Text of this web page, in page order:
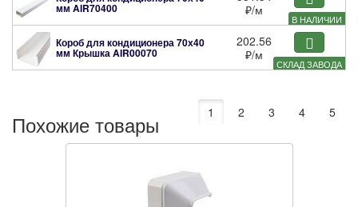
В НАЛИЧИИ
ммAIR70400
₽/м
СКЛАД ЗАВОДА
Короб для кондиционера 70х40
мм КрышкаAIR00070
202.56
₽/м
Похожие товары 1 2 3 4 5